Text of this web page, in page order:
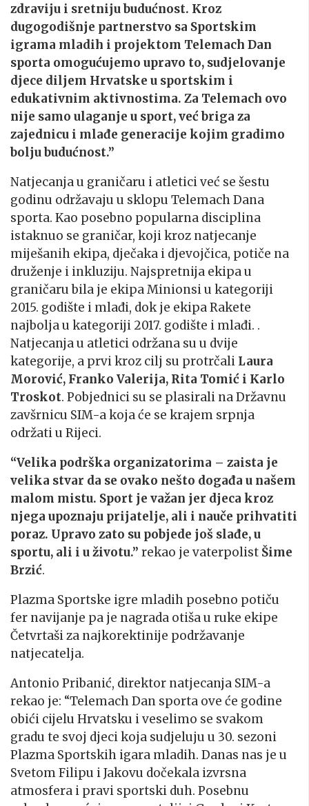
zdraviju i sretniju budućnost. Kroz
dugogodišnje partnerstvo sa Sportskim
igrama mladih i projektom Telemach Dan
sporta omogućujemo upravo to, sudjelovanje
djece diljem Hrvatske u sportskim i
edukativnim aktivnostima. Za Telemach ovo
nije samo ulaganje u sport, već briga za
zajednicu i mlađe generacije kojim gradimo
bolju budućnost.”
Natjecanja u graničaru i atletici već se šestu
godinu održavaju u sklopu Telemach Dana
sporta. Kao posebno popularna disciplina
istaknuo se graničar, koji kroz natjecanje
miješanih ekipa, dječaka i djevojčica, potiče na
druženje i inkluziju. Najspretnija ekipa u
graničaru bila je ekipa Minionsi u kategoriji
2015. godište i mlađi, dok je ekipa Rakete
najbolja u kategoriji 2017. godište i mlađi. .
Natjecanja u atletici održana su u dvije
kategorije, a prvi kroz cilj su protrčali Laura
Morović, Franko Valerija, Rita Tomić i Karlo
Troskot. Pobjednici su se plasirali na Državnu
zavšrnicu SIM-a koja će se krajem srpnja
održati u Rijeci.
“Velika podrška organizatorima – zaista je
velika stvar da se ovako nešto događa u našem
malom mistu. Sport je važan jer djeca kroz
njega upoznaju prijatelje, ali i nauče prihvatiti
poraz. Upravo zato su pobjede još slađe, u
sportu, ali i u životu.” rekao je vaterpolist Šime
Brzić.
Plazma Sportske igre mladih posebno potiču
fer navijanje pa je nagrada otiša u ruke ekipe
Četvrtaši za najkorektinije podržavanje
natjecatelja.
Antonio Pribanić, direktor natjecanja SIM-a
rekao je: “Telemach Dan sporta ove će godine
obići cijelu Hrvatsku i veselimo se svakom
gradu te svoj djeci koja sudjeluju u 30. sezoni
Plazma Sportskih igara mladih. Danas nas je u
Svetom Filipu i Jakovu dočekala izvrsna
atmosfera i pravi sportski duh. Posebnu